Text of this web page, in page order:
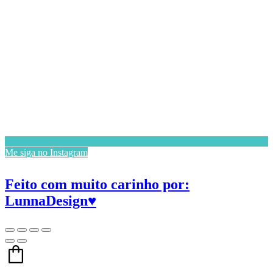
Me siga no Instagram
Feito com muito carinho por:
LunnaDesign♥